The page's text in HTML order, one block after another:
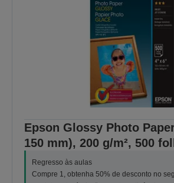
Epson Glossy Photo
150 mm), 200 g/m², 500
Regresso às aulas
Compre 1, obtenha 50% de desconto no